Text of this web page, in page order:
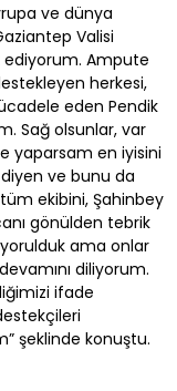
ve dünya
Valisi
ediyorum. Ampute
herkesi,
eden Pendik
Sağ olsunlar, var
yaparsam en iyisini
ve bunu da
tüm ekibini, Şahinbey
gönülden tebrik
ama onlar
diliyorum.
ifade
şeklinde konuştu.